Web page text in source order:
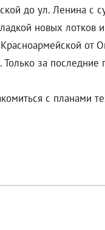
до ул. Ленина с
новых лотков
от
за последние
с планами